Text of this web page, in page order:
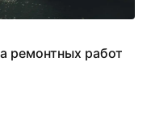
ремонтных работ